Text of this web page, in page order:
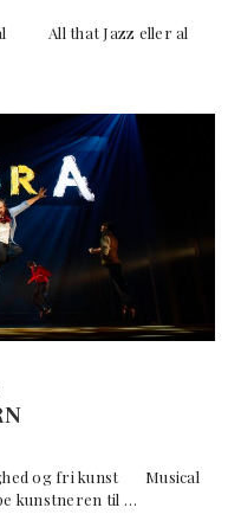
All that Jazz eller al
og fri kunst Musical
kunstneren til …